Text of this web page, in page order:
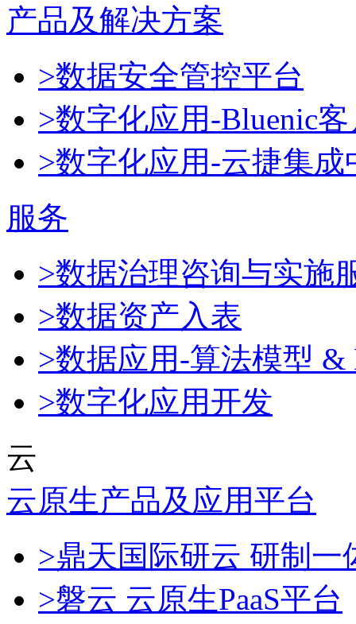
产品及解决方案
>数据安全管控平台
>数字化应用-Bluenic
>数字化应用-云捷集成
服务
>数据治理咨询与实施
>数据资产入表
>数据应用-算法模型 &
>数字化应用开发
云
云原生产品及应用平台
>鼎天国际研云 研制
>磐云 云原生PaaS平台